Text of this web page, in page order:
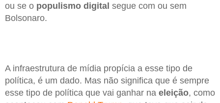
ou se o populismo digital segue com ou sem
Bolsonaro.
A infraestrutura de mídia propícia a esse tipo de
política, é um dado. Mas não significa que é sempre
esse tipo de política que vai ganhar na eleição, como